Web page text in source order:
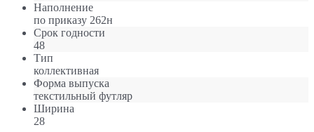
Наполнение
по приказу 262н
Срок годности
48
Тип
коллективная
Форма выпуска
текстильный футляр
Ширина
28